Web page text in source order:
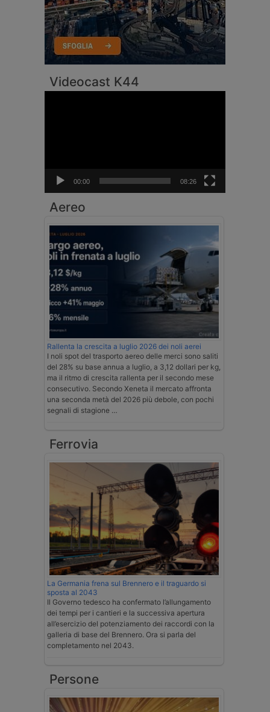
Videocast K44
00:00 08:26
Aereo
Rallenta la crescita a luglio 2026 dei noli aerei
I noli spot del trasporto aereo delle merci sono saliti
del 28% su base annua a luglio, a 3,12 dollari per kg,
ma il ritmo di crescita rallenta per il secondo mese
consecutivo. Secondo Xeneta il mercato affronta
una seconda metà del 2026 più debole, con pochi
segnali di stagione …
Ferrovia
La Germania frena sul Brennero e il traguardo si
sposta al 2043
Il Governo tedesco ha confermato l’allungamento
dei tempi per i cantieri e la successiva apertura
all’esercizio del potenziamento dei raccordi con la
galleria di base del Brennero. Ora si parla del
completamento nel 2043.
Persone